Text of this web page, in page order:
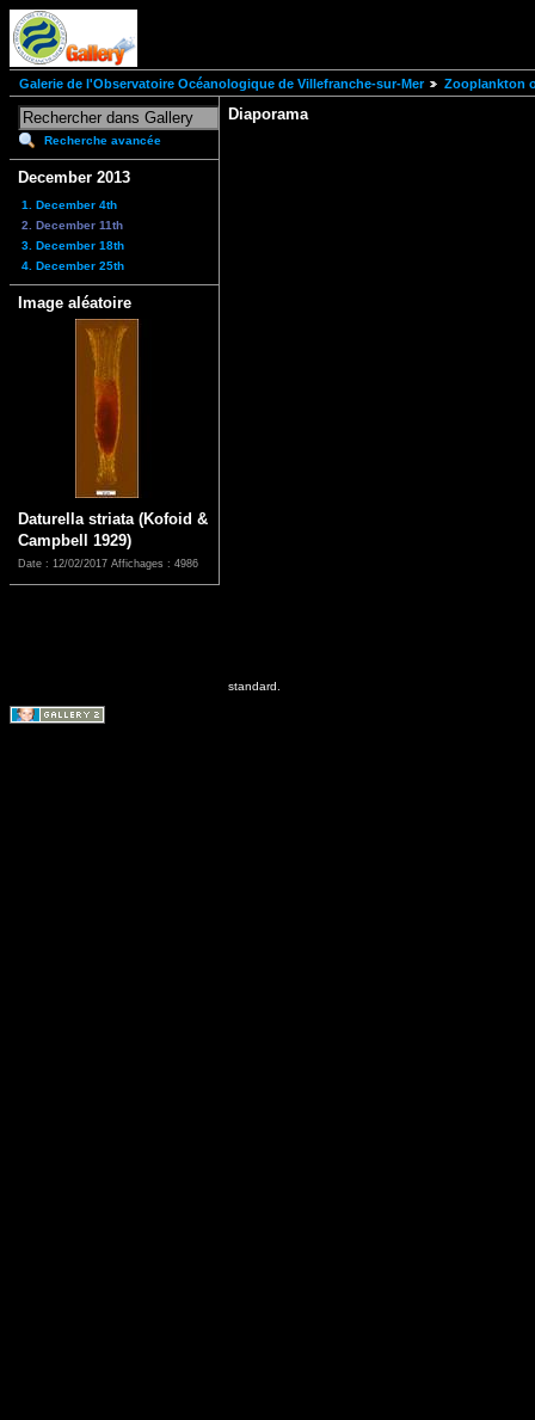
Galerie de l'Observatoire Océanologique de Villefranche-sur-Mer Zooplankton
Recherche avancée
December 2013
1. December 4th
2. December 11th
3. December 18th
4. December 25th
Image aléatoire
Daturella striata (Kofoid &
Campbell 1929)
Date : 12/02/2017 Affichages : 4986
Diaporama
standard.